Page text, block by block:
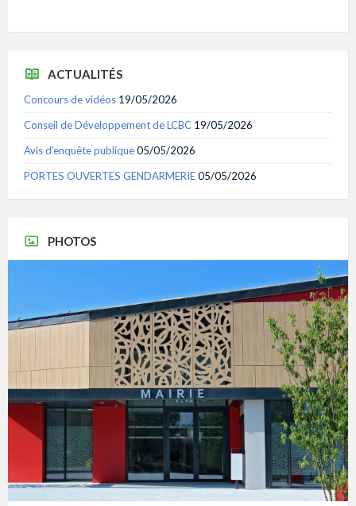
ACTUALITÉS
Concours de vidéos 19/05/2026
Conseil de Développement de LCBC 19/05/2026
Avis d’enquête publique05/05/2026
PORTES OUVERTES GENDARMERIE05/05/2026
PHOTOS